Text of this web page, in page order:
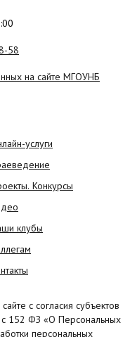
58
на сайте МГОУНБ
услуги
Конкурсы
клубы
с согласия субъектов
с 152 ФЗ «О Персональных
персональных